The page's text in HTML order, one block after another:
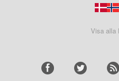
Visa alla